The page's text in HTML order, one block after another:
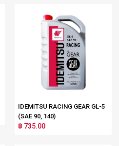
IDEMITSU RACING GEAR GL-5
(SAE 90, 140)
฿ 735.00